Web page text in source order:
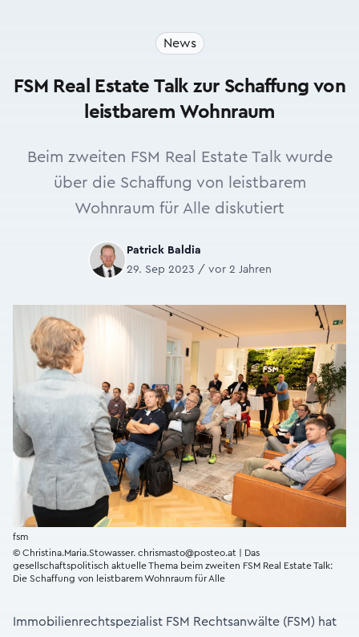
News
FSM Real Estate Talk zur Schaffung von
leistbarem Wohnraum
Beim zweiten FSM Real Estate Talk wurde
über die Schaffung von leistbarem
Wohnraum für Alle diskutiert
Patrick Baldia
29. Sep 2023 / vor 2 Jahren
fsm
© Christina.Maria.Stowasser. chrismasto@posteo.at | Das
gesellschaftspolitisch aktuelle Thema beim zweiten FSM Real Estate Talk:
Die Schaffung von leistbarem Wohnraum für Alle
Immobilienrechtspezialist FSM Rechtsanwälte (FSM) hat